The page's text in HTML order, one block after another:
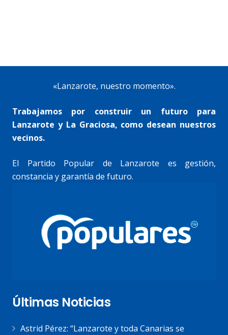
«Lanzarote, nuestro momento».
Trabajamos por construir un futuro para
Lanzarote y La Graciosa, como desean nuestros
vecinos.
El Partido Popular de Lanzarote es gestión,
constancia y garantía de futuro.
Últimas Noticias
Astrid Pérez: “Lanzarote y toda Canarias se